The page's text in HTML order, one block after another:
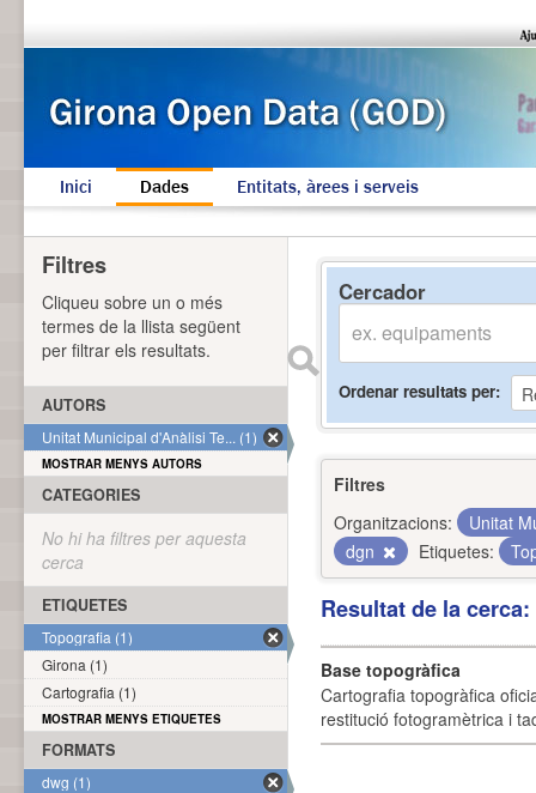
Inici Dades Entitats, àrees i serveis
Cercador
Ordenar resultats per
Filtres
Organitzacions:
Unitat
dgn
Etiquetes:
Resultat de la
Base topogràfica
Cartografia topogràfica
restitució fotogramètrica i
Filtres
Cliqueu sobre un o més
termes de la llista següent
per filtrar els resultats.
AUTORS
Unitat Municipal d'Anàlisi Te... (1)
MOSTRAR MENYS AUTORS
CATEGORIES
No hi ha filtres per aquesta
cerca
ETIQUETES
Topografia (1)
Girona (1)
Cartografia (1)
MOSTRAR MENYS ETIQUETES
FORMATS
dwg (1)